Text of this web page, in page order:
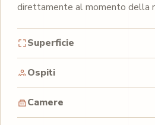
direttamente al momento della
Superficie
Ospiti
Camere